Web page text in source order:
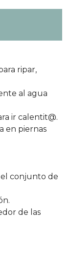
ripar,
al agua
ir calentit@.
en piernas
conjunto de
de las